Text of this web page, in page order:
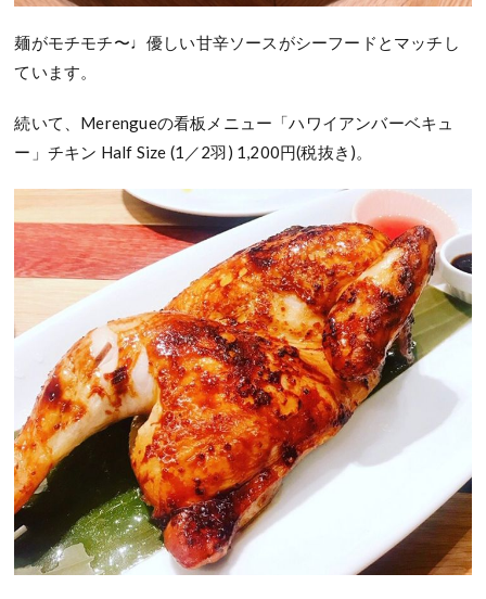
麺がモチモチ〜♩優しい甘辛ソースがシーフードとマッチし
ています。
続いて、Merengueの看板メニュー「ハワイアンバーベキュ
ー」チキン Half Size (1／2羽) 1,200円(税抜き)。